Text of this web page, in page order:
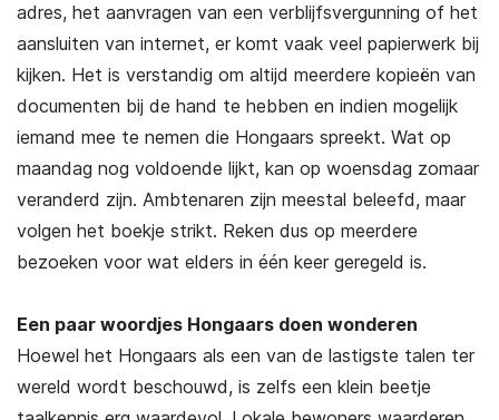
adres, het aanvragen van een verblijfsvergunning of het
aansluiten van internet, er komt vaak veel papierwerk bij
kijken. Het is verstandig om altijd meerdere kopieën van
documenten bij de hand te hebben en indien mogelijk
iemand mee te nemen die Hongaars spreekt. Wat op
maandag nog voldoende lijkt, kan op woensdag zomaar
veranderd zijn. Ambtenaren zijn meestal beleefd, maar
volgen het boekje strikt. Reken dus op meerdere
bezoeken voor wat elders in één keer geregeld is.
Een paar woordjes Hongaars doen wonderen
Hoewel het Hongaars als een van de lastigste talen ter
wereld wordt beschouwd, is zelfs een klein beetje